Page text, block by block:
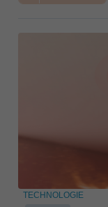
TECHNOLOGIE